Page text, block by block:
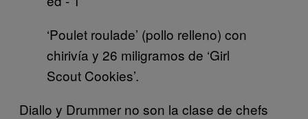
‘Poulet roulade’ (pollo relleno) con
chirivía y 26 miligramos de ‘Girl
Scout Cookies’.
Diallo y Drummer no son la clase de chefs